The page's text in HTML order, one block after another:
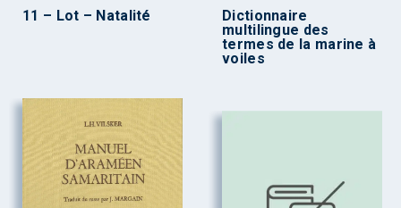
11 – Lot – Natalité
Dictionnaire
multilingue des
termes de la marine à
voiles